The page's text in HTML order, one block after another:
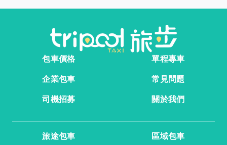
包車價格
單程專車
企業包車
常見問題
司機招募
關於我們
旅途包車 區域包車